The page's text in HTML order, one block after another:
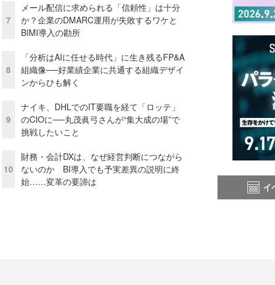
7
メール配信に求められる「信頼性」は十分
か？企業のDMARC運用が失敗するワケと
BIMI導入の勘所
8
「分析はAIに任せる時代」に生き残るFP&A
組織像──好業績企業に共通する組織デザイ
ンからひも解く
9
ナイキ、DHLでのIT要職を経て「ロッテ」
のCIOに──丸茂眞弓さんが“集大成の場”で
挑戦したいこと
10
財務・会計DXは、なぜ経営判断につながら
ないのか BI導入でも予実差異の説明に終
始……変革の要諦は
イ